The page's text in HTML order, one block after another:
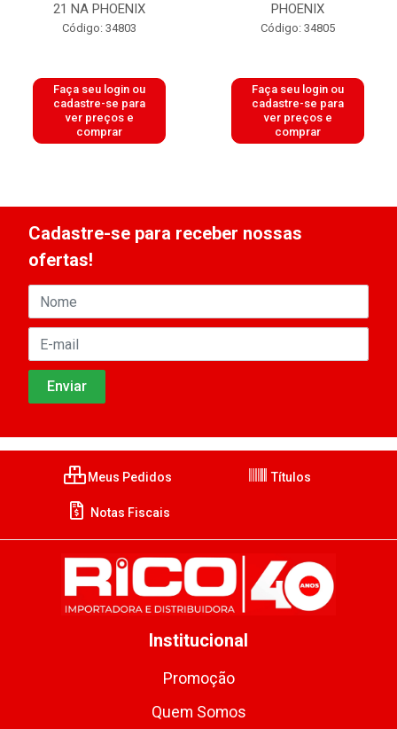
21 NA PHOENIX
Código: 34803
Faça seu login ou
cadastre-se para
ver preços e
comprar
PHOENIX
Código: 34805
Faça seu login ou
cadastre-se para
ver preços e
comprar
Cadastre-se para receber nossas
ofertas!
Meus Pedidos Títulos
Notas Fiscais
Institucional
Promoção
Quem Somos